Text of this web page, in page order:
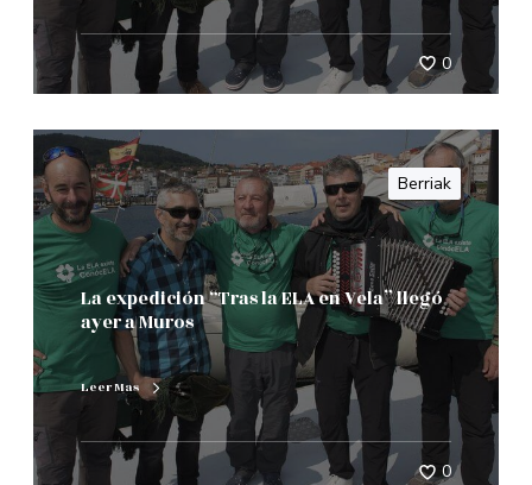
0
Berriak
La expedición “Tras la ELA en Vela” llegó
ayer a Muros
Leer Mas
0